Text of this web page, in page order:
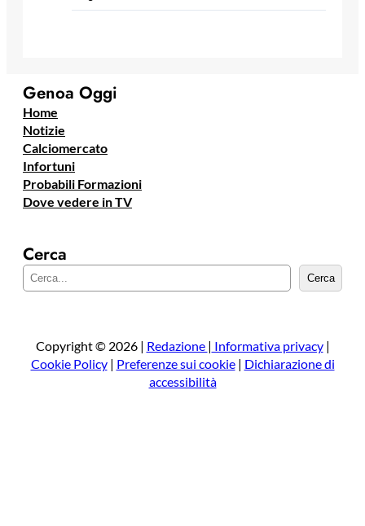
Genoa Oggi
Home
Notizie
Calciomercato
Infortuni
Probabili Formazioni
Dove vedere in TV
Cerca
e
a
Cerca
Copyright © 2026 | Redazione | Informativa privacy|
Cookie Policy| Preferenze sui cookie| Dichiarazione di
accessibilità